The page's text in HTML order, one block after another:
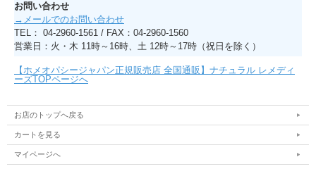
お問い合わせ
→メールでのお問い合わせ
TEL： 04-2960-1561 / FAX：04-2960-1560
営業日：火・木 11時～16時、土 12時～17時（祝日を除く）
【ホメオパシージャパン正規販売店 全国通販】ナチュラル レメディ
ーズTOPページへ
お店のトップへ戻る
カートを見る
マイページへ